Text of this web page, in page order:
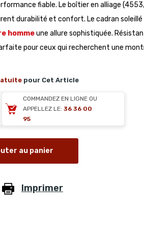
fiable. Le boîtier en alliage
durabilité et confort. Le cadran soleillé
hommeune allure sophistiquée.
pour ceux qui recherchent une
pour Cet Article
COMMANDEZ EN LIGNE OU
APPELLEZ LE: 36 36 00
95
au panier
Imprimer